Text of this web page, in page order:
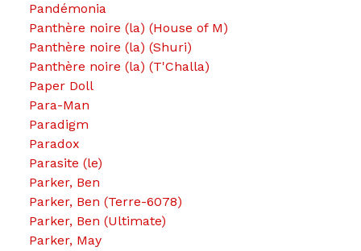
Pandémonia
Panthère noire (la) (House of M)
Panthère noire (la) (Shuri)
Panthère noire (la) (T'Challa)
Paper Doll
Para-Man
Paradigm
Paradox
Parasite (le)
Parker, Ben
Parker, Ben (Terre-6078)
Parker, Ben (Ultimate)
Parker, May